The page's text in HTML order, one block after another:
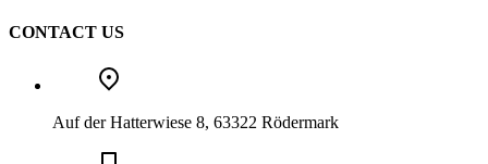
CONTACT US
Auf der Hatterwiese 8, 63322 Rödermark